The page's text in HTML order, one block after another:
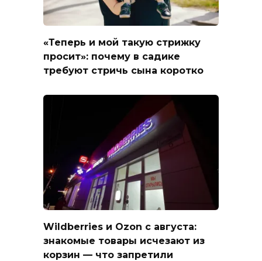
«Теперь и мой такую стрижку
просит»: почему в садике
требуют стричь сына коротко
Wildberries и Ozon с августа:
знакомые товары исчезают из
корзин — что запретили